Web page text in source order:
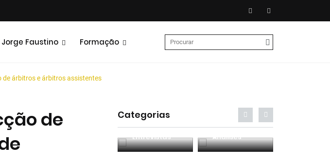
Jorge Faustino Formação
de árbitros e árbitros assistentes
de
Categorias
Entrevistas Análises